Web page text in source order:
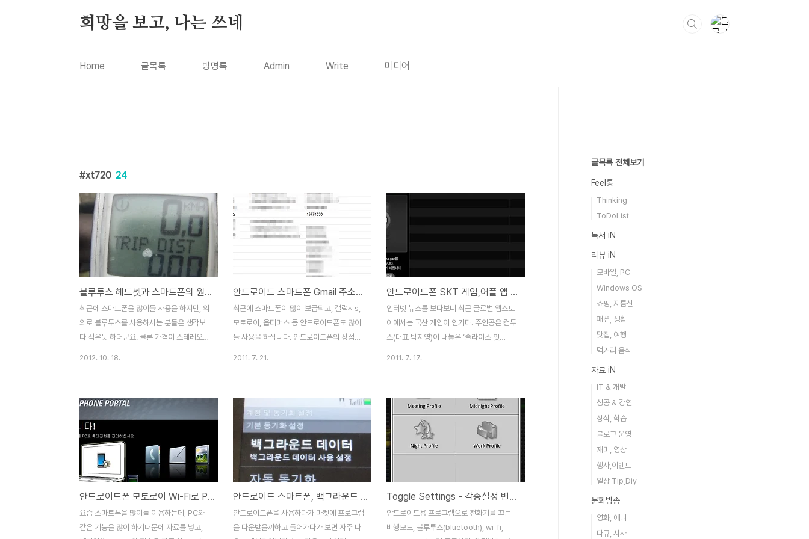
희망을 보고, 나는 쓰네
Home 글목록 방명록 Admin Write 미디어
xt720 24
블루투스 헤드셋과 스마트폰의 원격 재생,조작 가능 거리는 최대 얼마나 될까?
최근에 스마트폰을 많이들 사용을 하지만, 의
외로 블루투스를 사용하시는 분들은 생각보
다 적은듯 하더군요. 물론 가격이 스테레오
거 등의 운동시나 야외에 나갔을때 상당히 유
용함을 발휘합니다. 운동을 하면서 음악을 듣
다가 전화나 문자가 오면 무선으로 된 헤드셋
으로 벨소리가 울리고, 전화기를 만지지 않아
도 블루투스로 전화받기가 가능합니다. 간혹
자전거를 타고 가면서 전화를 하다보면, 사람
들이 저 미친놈이 자전거 타면서 혼자서 중얼
거리네하는 시선으로 바라보기도 하더군
요...-_-++요즘은 갤럭시탭이나 아이패드,
2012. 10. 18.
안드로이드 스마트폰 Gmail 주소록 사람이름, 나만의 그룹 관리방법 노하우
최근에 스마트폰이 많이 보급되고, 갤럭시s,
모토로이, 옵티머스 등 안드로이드폰도 많이
들 사용을 하십니다. 안드로이드폰의 장점중
직은 불편한 부분이 PC용 주소록에서는 그
룹을 지원하지만, 안드로이드폰에서는 위처
럼 abcd가나다라 순으로 단순히 정렬이 되
기 때문에 조금 불편한 감이 있습니다. 뭐 마
켓에서 다른 프로그램을 받아서 사용할수도
있지만, 기본적으로 설치되있는 주소록을 가
지고 나름 활용해보는 방법을 소개해 보겠습
니다. 구글 GMail 주소록과 아웃룩(MS
OutLook)의 주소록 CSV로 가져오고, 내보
2011. 7. 21.
안드로이드폰 SKT 게임,어플 앱 설치후, ARM 연동 실패 오류시의 해결 방법
인터넷 뉴스를 보다보니 최근 글로벌 앱스토
어에서는 국산 게임이 인기다. 주인공은 컴투
스(대표 박지영)이 내놓은 ‘슬라이스 잇
해 단순해 보이는 플레이 시스템을 가졌지만
국내외를 가리지 않는 ‘슬라이스 잇’의 인기
는 웬만한 고퀄리티 게임 저리 가라다. 아이
폰4 및 아이패드용으로도 출시됐으며 국내
받았다. 꽤 재미가 있을듯해서 T-Store에
들어가보니 가격은 2천원이다. 얼마전 이벤
트에서 받은 쿠폰인지 캐쉬 3천원권을 이용
해서 처음으로 안드로이드용 유료제품 정품
2011. 7. 17.
안드로이드폰 모토로이 Wi-Fi로 PC와 연결하기
요즘 스마트폰을 많이들 이용하는데, PC와
같은 기능을 많이 하기때문에 자료를 넣고,
안드로이드 스마트폰, 백그라운드 데이터 사용 안함 메세지 문제 해결 방법
안드로이드폰을 사용하다가 마켓에 프로그램
을 다운받을까하고 들어가다가 보면 자주 나
Toggle Settings - 각종설정 변경을 한방에! 안드로이드 추천 프로그램
안드로이드용 프로그램으로 전화기를 끄는
비행모드, 블루투스(bluetooth), wi-fi,
글목록 전체보기
Feel통
Thinking
ToDoList
독서 iN
리뷰 iN
모바일, PC
Windows OS
쇼핑, 지름신
패션, 생활
맛집, 여행
먹거리 음식
자료 iN
IT & 개발
성공 & 강연
상식, 학습
블로그 운영
재미, 영상
행사,이벤트
일상 Tip,Diy
문화방송
영화, 애니
다큐, 시사